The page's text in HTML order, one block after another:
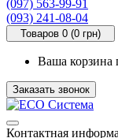
(097) 563-99-91
(093) 241-08-04
Товаров 0 (0 грн)
Ваша корзина
Заказать звонок
Контактная